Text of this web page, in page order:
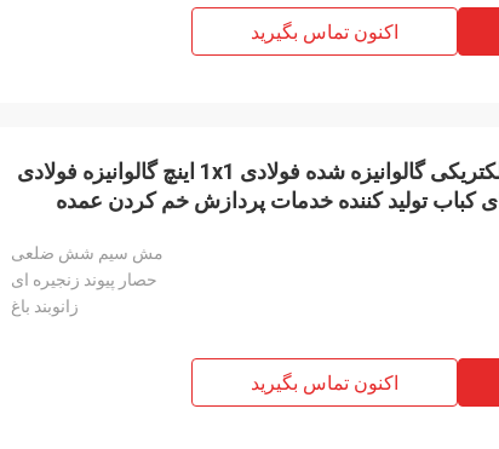
اکنون تماس بگیرید
پانل براق سیم جوش گرم / الکتریکی گالوانیزه شده فولادی 1x1 اینچ گالوانیزه فولادی
کباب تولید کننده خدمات پردازش خم کردن عمده
مش سیم شش ضلعی
حصار پیوند زنجیره ای
زانوبند باغ
اکنون تماس بگیرید